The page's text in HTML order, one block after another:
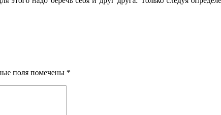
поля помечены *